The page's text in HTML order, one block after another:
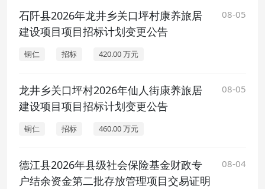
石阡县2026年龙井乡关口坪村康养旅居
建设项目项目招标计划变更公告
08-05
铜仁 招标 420.00 万元
龙井乡关口坪村2026年仙人街康养旅居
建设项目项目招标计划变更公告
08-05
铜仁 招标 460.00 万元
德江县2026年县级社会保险基金财政专
户结余资金第二批存放管理项目交易证明
08-04